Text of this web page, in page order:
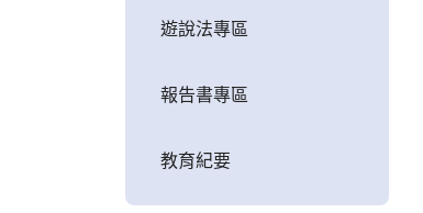
遊說法專區
報告書專區
教育紀要